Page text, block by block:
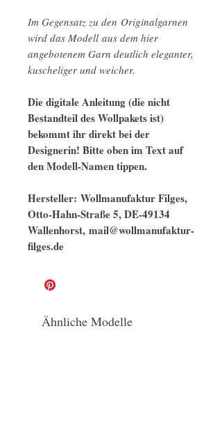
Im Gegensatz zu den Originalgarnen
wird das Modell aus dem hier
angebotenem Garn deutlich eleganter,
kuscheliger und weicher.
Die digitale Anleitung (die nicht
Bestandteil des Wollpakets ist)
bekommt ihr direkt bei der
Designerin! Bitte oben im Text auf
den Modell-Namen tippen.
Hersteller: Wollmanufaktur Filges,
Otto-Hahn-Straße 5, DE-49134
Wallenhorst, mail@wollmanufaktur-
filges.de
Ähnliche Modelle